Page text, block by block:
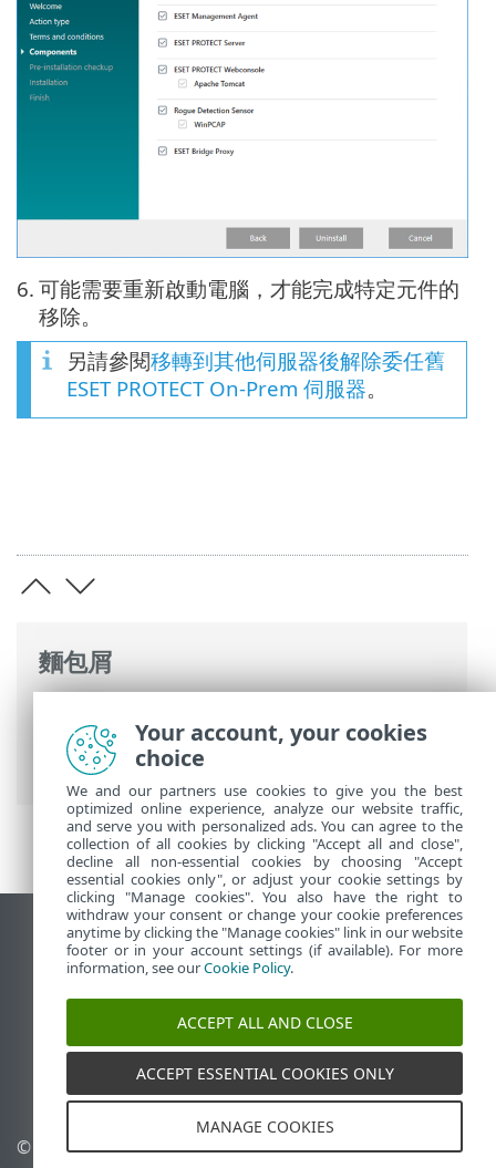
麵包屑
取消安裝
> Windows - 解除安裝 ESET
PROTECT 伺服器和其元件
6. 可能需要重新啟動電腦，才能完成特定元件的
移除。
另請參閱移轉到其他伺服器後解除委任舊
ESET PROTECT On-Prem 伺服器。
檢視桌面網站
End of Life
ESET 知識庫
ESET Status Portal
© 1992 - 2026 ESET, spol. s
管理 Cookie
Your account, your cookies
choice
We and our partners use cookies to give you the best
optimized online experience, analyze our website traffic,
and serve you with personalized ads. You can agree to the
collection of all cookies by clicking "Accept all and close",
decline all non-essential cookies by choosing "Accept
essential cookies only", or adjust your cookie settings by
clicking "Manage cookies". You also have the right to
withdraw your consent or change your cookie preferences
anytime by clicking the "Manage cookies" link in our website
footer or in your account settings (if available). For more
information, see ourCookie Policy.
ACCEPT ALL AND CLOSE
ACCEPT ESSENTIAL COOKIES ONLY
MANAGE COOKIES